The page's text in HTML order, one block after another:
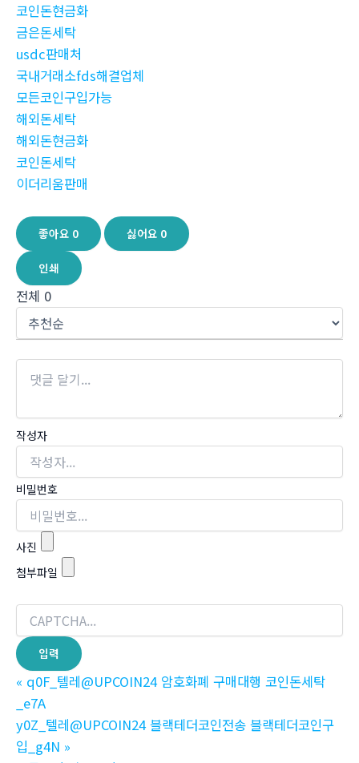
코인돈현금화
금은돈세탁
usdc판매처
국내거래소fds해결업체
모든코인구입가능
해외돈세탁
해외돈현금화
코인돈세탁
이더리움판매
좋아요 0 싫어요 0
인쇄
전체 0
작성자
비밀번호
사진
첨부파일
« q0F_텔레@UPCOIN24 암호화폐 구매대행 코인돈세탁
_e7A
y0Z_텔레@UPCOIN24 블랙테더코인전송 블랙테더코인구
입_g4N »